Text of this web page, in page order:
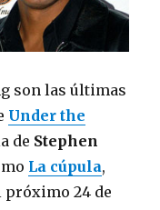
son las últimas
Under the
de Stephen
La cúpula,
próximo 24 de